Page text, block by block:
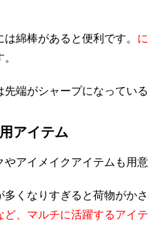
綿棒があると便利です。
端がシャープになってい
アイテム
アイメイクアイテムも用
くなりすぎると荷物がかさ
ど、マルチに活躍するアイ